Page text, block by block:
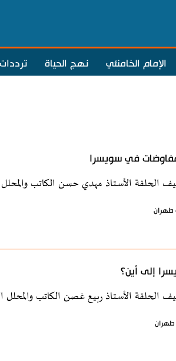
الإمام الخامنئي نهج الحياة ترددات
في سويسرا
الأستاذ مهدي حسن الكاتب
إلى أين؟
الأستاذ ربيع غصن الكاتب والمحلل